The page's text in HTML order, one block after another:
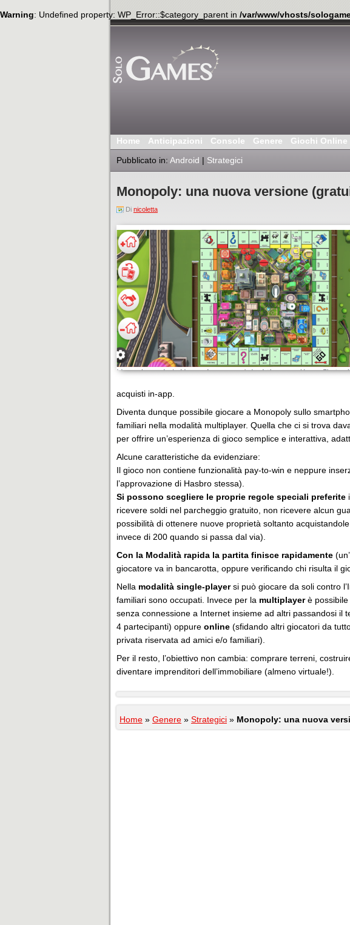
Warning: Undefined property: WP_Error::$category_parent in /var/www/vhosts/
Home Anticipazioni Console Genere Giochi Online
Pubblicato in: Android | Strategici
Monopoly: una nuova versione
Di nicoletta
acquisti in-app.
Diventa dunque possibile giocare a Monopoly sullo
familiari nella modalità multiplayer. Quella che ci si trova
per offrire un’esperienza di gioco semplice e interattiva,
Alcune caratteristiche da evidenziare:
Il gioco non contiene funzionalità pay-to-win e neppure
l’approvazione di Hasbro stessa).
Si possono scegliere le proprie regole speciali preferite
ricevere soldi nel parcheggio gratuito, non ricevere alcun
possibilità di ottenere nuove proprietà soltanto
invece di 200 quando si passa dal via).
Con la Modalità rapida la partita finisce rapidamente
giocatore va in bancarotta, oppure verificando chi risulta il
Nella modalità single-playersi può giocare da soli contro
familiari sono occupati. Invece per la multiplayerè possibile
senza connessione a Internet insieme ad altri passandosi il
4 partecipanti) oppure online (sfidando altri giocatori da
privata riservata ad amici e/o familiari).
Per il resto, l’obiettivo non cambia: comprare terreni,
diventare imprenditori dell’immobiliare (almeno virtuale!).
Home » Genere » Strategici » Monopoly: una nuova